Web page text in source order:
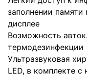
заполнении памяти
дисплее
Возможность
термодезинфекции
Ультразвуковая
LED, в комплекте